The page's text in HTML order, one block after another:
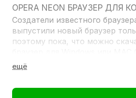
OPERA NEON БРАУЗЕР ДЛЯ
Создатели известного
выпустили новый браузер
поэтому пока, что можно
РАДУЕТ ГЛАЗ